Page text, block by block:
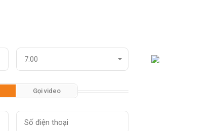
7:00
Gọi video